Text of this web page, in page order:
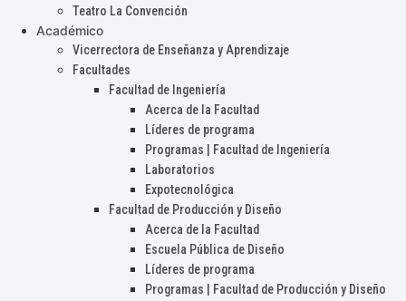
Teatro La Convención
Académico
Vicerrectora de Enseñanza y Aprendizaje
Facultades
Facultad de Ingeniería
Acerca de la Facultad
Líderes de programa
Programas | Facultad de Ingeniería
Laboratorios
Expotecnológica
Facultad de Producción y Diseño
Acerca de la Facultad
Escuela Pública de Diseño
Líderes de programa
Programas | Facultad de Producción y Diseño